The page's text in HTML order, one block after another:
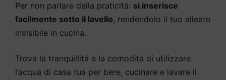
Per non parlare della praticità: si inserisce
facilmente sotto il lavello, rendendolo il tuo alleato
invisibile in cucina.
Trova la tranquillità e la comodità di utilizzare
l’acqua di casa tua per bere, cucinare e lavare il